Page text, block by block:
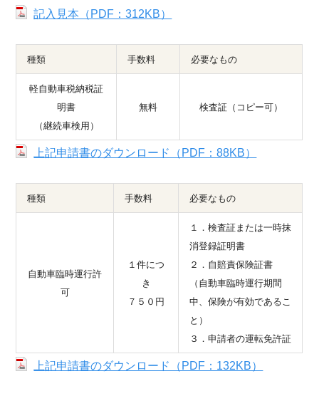
記入見本（PDF：312KB）
種類 手数料 必要なもの
軽自動車税納税証
明書
（継続車検用）
無料 検査証（コピー可）
上記申請書のダウンロード（PDF：88KB）
種類 手数料 必要なもの
自動車臨時運行許
可
１件につ
き
７５０円
１．検査証または一時抹
消登録証明書
２．自賠責保険証書
（自動車臨時運行期間
中、保険が有効であるこ
と）
３．申請者の運転免許証
上記申請書のダウンロード（PDF：132KB）